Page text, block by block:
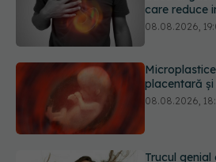
placentară și
Trucul genial
păr. Tot mai